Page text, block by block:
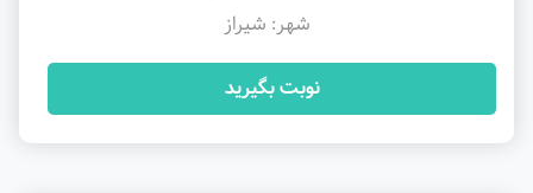
شهر: شیراز
نوبت بگیرید